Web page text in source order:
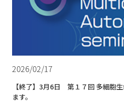
2026/02/17
【終了】3月6日 第１７回 多細胞
ます。